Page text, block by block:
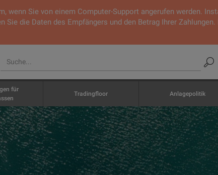
wenn Sie von einem Computer-Support angerufen werden.
Sie die Daten des Empfängers und den Betrag Ihrer
für
Tradingfloor Anlagepolitik